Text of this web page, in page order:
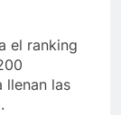
el ranking
llenan las